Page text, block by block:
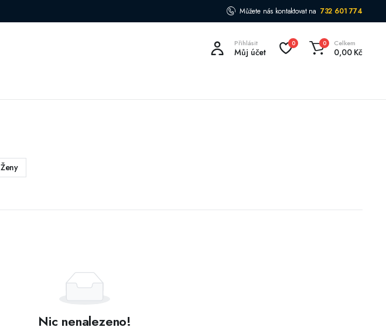
Můžete nás kontaktovat na 732 601 774
Přihlásit
Můj účet
0 0 Celkem
0,00 Kč
Ženy
Nic nenalezeno!